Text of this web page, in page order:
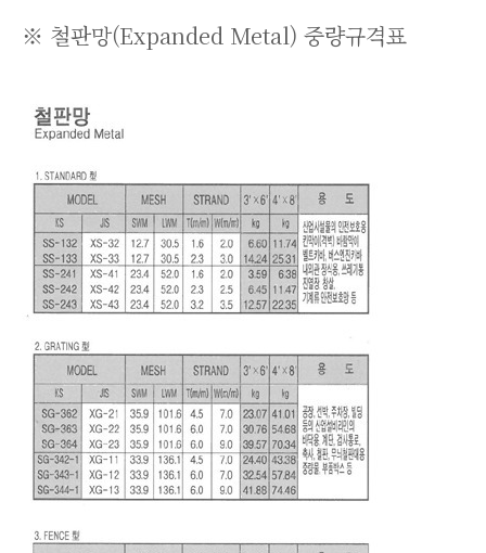
※ 철판망(Expanded Metal) 중량규격표